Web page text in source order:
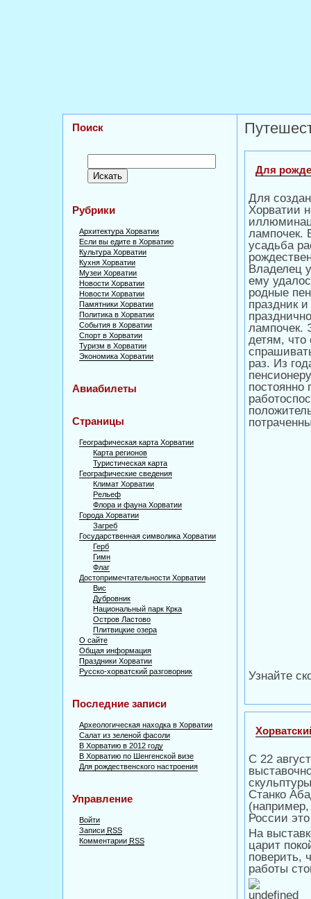
Поиск
Рубрики
Архитектура Хорватии
Если вы едите в Хорватию
Культура Хорватии
Кухня Хорватии
Музеи Хорватии
Новости Хорватии
Новости Хорватии
Памятники Хорватии
Политика в Хорватии
События в Хорватии
Спорт в Хорватии
Туризм в Хорватии
Экономика Хорватии
Авиабилеты
Страницы
Географическая карта Хорватии
Карта регионов
Туристическая карта
Географические сведения
Климат Хорватии
Рельеф
Флора и фауна Хорватии
Города Хорватии
Загреб
Государственная символика Хорватии
Герб
Гимн
Флаг
Достопримечтательности Хорватии
Вис
Дубровник
Национальный парк Крка
Остров Ластово
Плитвицкие озера
О сайте
Общая информация
Праздники Хорватии
Русско-хорватский разговорник
Последние записи
Археологическая находка в Хорватии
Салат из зеленой фасоли
В Хорватию в 2012 году
В Хорватию по Шенгенской визе
Для рождественского настроения
Управление
Войти
Записи RSS
Комментарии RSS
Для
Для
Хорватии
лампочек.
усадьба
Владелец
ему
родные
праздник
лампочек.
детям, что
раз. Из
постоянно
Узнайте
С 22
Станко
России
На
царит
поверить,
работы